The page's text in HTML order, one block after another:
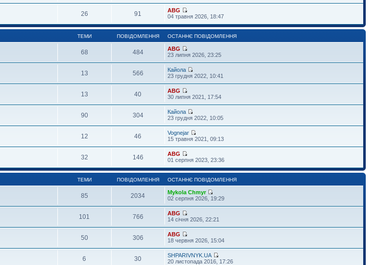
26 91
ABG
04 травня 2026, 18:47
ТЕМИ ПОВІДОМЛЕННЯ ОСТАННЄ ПОВІДОМЛЕННЯ
68 484
ABG
23 липня 2026, 23:25
13 566
Кайола
23 грудня 2022, 10:41
13 40
ABG
30 липня 2021, 17:54
90 304
Кайола
23 грудня 2022, 10:05
12 46
Vognejar
15 травня 2021, 09:13
32 146
ABG
01 серпня 2023, 23:36
ТЕМИ ПОВІДОМЛЕННЯ ОСТАННЄ ПОВІДОМЛЕННЯ
85 2034
Mykola Chmyr
02 серпня 2026, 19:29
101 766
ABG
14 січня 2026, 22:21
50 306
ABG
18 червня 2026, 15:04
6 30
SHPARIVNYK.UA
20 листопада 2016, 17:26